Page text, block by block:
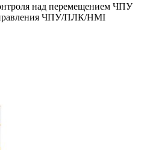
над перемещением ЧПУ
ЧПУ/ПЛК/HMI